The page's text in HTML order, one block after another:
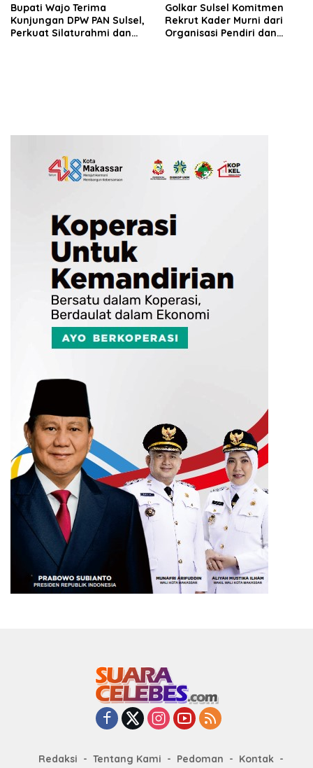
Bupati Wajo Terima
Kunjungan DPW PAN Sulsel,
Perkuat Silaturahmi dan
Golkar Sulsel Komitmen
Rekrut Kader Murni dari
Organisasi Pendiri dan
Redaksi Tentang Kami Pedoman Kontak